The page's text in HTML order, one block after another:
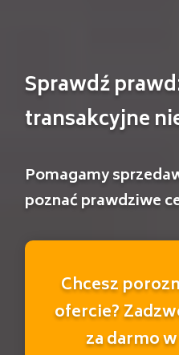
Sprawdź
transakcyjne
Pomagamy
poznać prawdziwe
Chcesz
ofercie?
za darmo